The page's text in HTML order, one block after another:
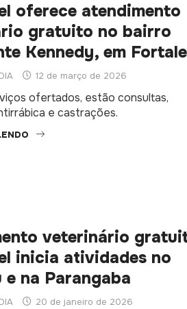
oferece atendimento
gratuito no bairro
Kennedy, em
12 de março de 2026
ofertados, estão consultas,
e castrações.
veterinário
inicia atividades no
e na Parangaba
20 de janeiro de 2026